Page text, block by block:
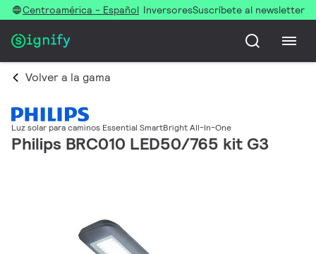
Centroamérica - Español InversoresSuscríbete al newsletter
Volver a la gama
Luz solar para caminos Essential SmartBright All-In-One
Philips BRC010 LED50/765 kit G3